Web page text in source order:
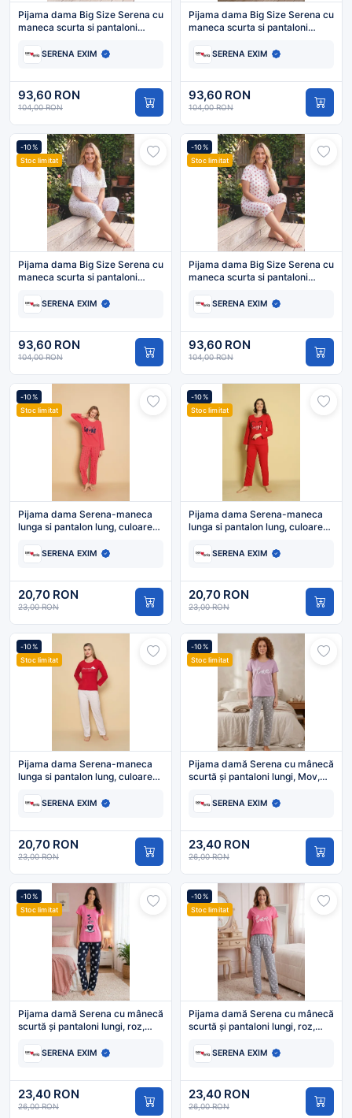
Pijama dama Big Size Serena cu
maneca scurta si pantaloni
SERENA EXIM
93,60 RON
104,00 RON
Pijama dama Big Size Serena cu
maneca scurta si pantaloni
fundite,Engros
SERENA EXIM
93,60 RON
104,00 RON
-10%
Stoc limitat
Pijama dama Big Size Serena cu
maneca scurta si pantaloni
floricele,Engros
SERENA EXIM
93,60 RON
104,00 RON
-10%
Stoc limitat
Pijama dama Big Size Serena cu
maneca scurta si pantaloni
capsuni,Engros
SERENA EXIM
93,60 RON
104,00 RON
-10%
Stoc limitat
Pijama dama Serena-maneca
lunga si pantalon lung, culoare
SERENA EXIM
20,70 RON
23,00 RON
-10%
Stoc limitat
Pijama dama Serena-maneca
lunga si pantalon lung, culoare
SERENA EXIM
20,70 RON
23,00 RON
-10%
Stoc limitat
Pijama dama Serena-maneca
lunga si pantalon lung, culoare
SERENA EXIM
20,70 RON
23,00 RON
-10%
Stoc limitat
Pijama damă Serena cu mânecă
scurtă și pantaloni lungi, Mov,
SERENA EXIM
23,40 RON
26,00 RON
-10%
Stoc limitat
Pijama damă Serena cu mânecă
scurtă și pantaloni lungi, roz,
SERENA EXIM
23,40 RON
26,00 RON
-10%
Stoc limitat
Pijama damă Serena cu mânecă
scurtă și pantaloni lungi, roz,
SERENA EXIM
23,40 RON
26,00 RON